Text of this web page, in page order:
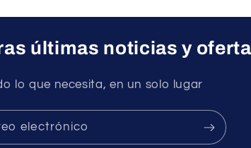
últimas noticias y
lo que necesita, en un solo lugar
electrónico